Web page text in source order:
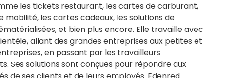
les tickets restaurant, les cartes de carburant,
mobilité, les cartes cadeaux, les solutions de
et bien plus encore. Elle travaille avec
allant des grandes entreprises aux petites et
en passant par les travailleurs
Ses solutions sont conçues pour répondre aux